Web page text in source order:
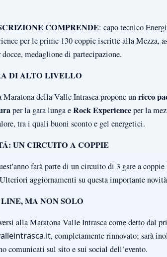
COMPRENDE: capo tecnico
per le prime 130 coppie iscritte alla Mezza,
medaglione di partecipazione.
DI ALTO LIVELLO
Maratona della Valle Intrasca propone unricco
per la gara lunga eRock Experienceper la
tra i quali buoni sconto e gel energetici.
UN CIRCUITO A COPPIE
farà parte di un circuito di 3 gare a
aggiornamenti su questa importante
MA NON SOLO
alla Maratona Valle Intrasca come detto dal
, completamente rinnovato; sarà
comunicati sul sito e sui social dell’evento.